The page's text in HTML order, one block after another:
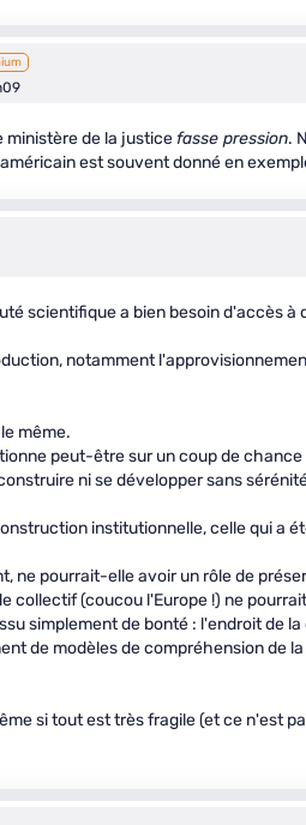
ministère de la justicefasse pression.
est souvent donné en
scientifique a bien besoin d'accès à
notamment
même.
peut-être sur un coup de
ni se développer sans
institutionnelle, celle qui a
ne pourrait-elle avoir un rôle de
collectif (coucou l'Europe !) ne
simplement de bonté : l'endroit de
de modèles de compréhension de
si tout est très fragile (et ce n'est